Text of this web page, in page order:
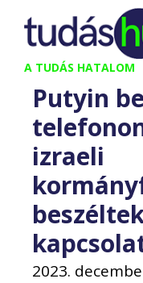
Kilépés
tartalomba
A TUDÁS HATALOM
Putyin
izraeli
2023.